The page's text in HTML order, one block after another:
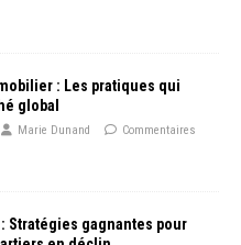
: Les pratiques qui
global
Marie Dunand
Commentaires
Stratégies gagnantes pour